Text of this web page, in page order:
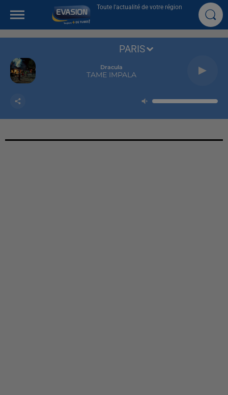
Toute l'actualité de votre région
Dracula
TAME IMPALA
PARIS